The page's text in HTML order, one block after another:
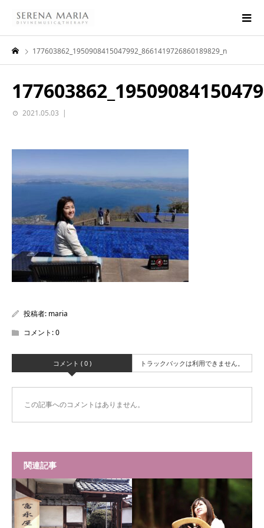
177603862_1950908415047992_8661419726860189829_n
2021.05.03
投稿者: maria
コメント:0
コメント ( 0 ) トラックバックは利用できません。
この記事へのコメントはありません。
関連記事